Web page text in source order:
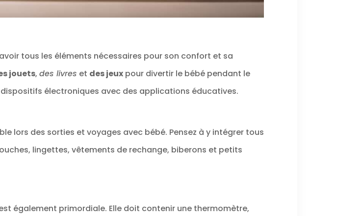
tous les éléments nécessaires pour son confort et sa
jouets, des livres et des jeuxpour divertir le bébé pendant le
électroniques avec des applications éducatives.
lors des sorties et voyages avec bébé. Pensez à y intégrer tous
lingettes, vêtements de rechange, biberons et petits
également primordiale. Elle doit contenir une thermomètre,